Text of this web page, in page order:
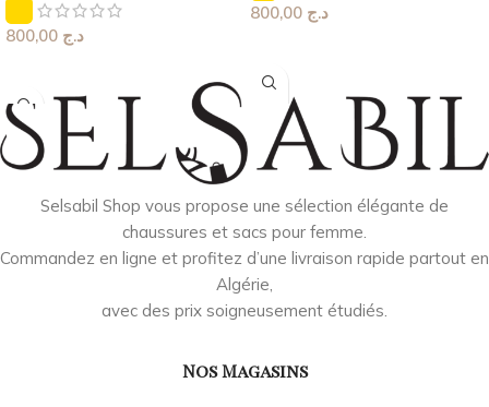
د.ج
د.ج
Selsabil Shop vous propose une sélection élégante de
chaussures et sacs pour femme.
Commandez en ligne et profitez d’une livraison rapide partout en
Algérie,
avec des prix soigneusement étudiés.
Nos Magasins